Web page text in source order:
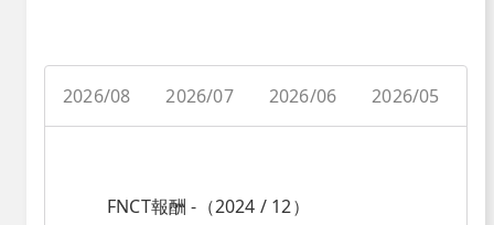
2026/08 2026/07 2026/06 2026/05
FNCT報酬 -（2024 / 12）